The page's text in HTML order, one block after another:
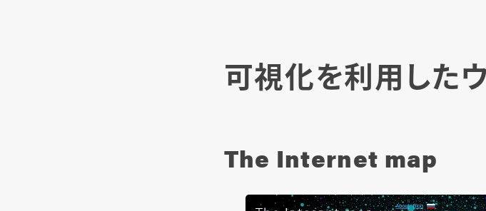
可視化を利用した
The Internet map